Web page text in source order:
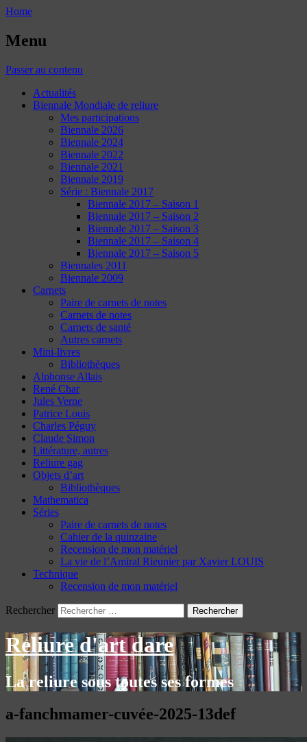
Home
Menu
Passer au contenu
Actualités
Biennale Mondiale de reliure
Mes participations
Biennale 2026
Biennale 2024
Biennale 2022
Biennale 2021
Biennale 2019
Série : Biennale 2017
Biennale 2017 – Saison 1
Biennale 2017 – Saison 2
Biennale 2017 – Saison 3
Biennale 2017 – Saison 4
Biennale 2017 – Saison 5
Biennales 2011
Biennale 2009
Carnets
Paire de carnets de notes
Carnets de notes
Carnets de santé
Autres carnets
Mini-livres
Bibliothèques
Alphonse Allais
René Char
Jules Verne
Patrice Louis
Charles Péguy
Claude Simon
Littérature, autres
Reliure gag
Objets d’art
Bibliothèques
Mathematica
Séries
Paire de carnets de notes
Cahier de la quinzaine
Recension de mon matériel
La vie de l’Amiral Rieunier par Xavier LOUIS
Technique
Recension de mon matériel
Rechercher
Reliure d'art dare
La reliure sous toutes ses formes
a-fanchmamer-cuvée-2025-13def